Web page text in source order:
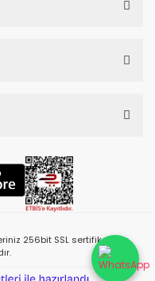
256bit SSL sertifikası ile
ile